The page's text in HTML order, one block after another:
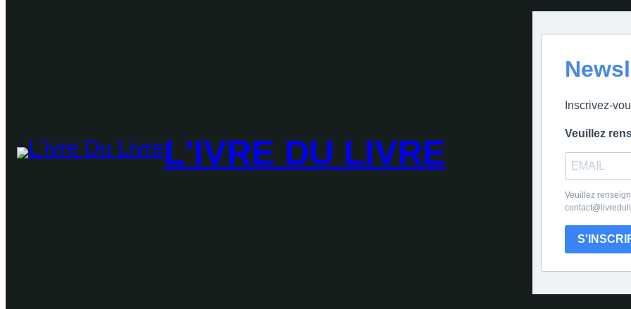
L'IVRE DU LIVRE
Inscrivez-
Veuillez
Veuillez